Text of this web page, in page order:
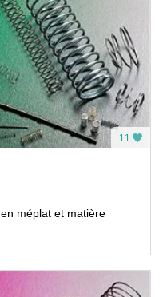
11
méplat et matière